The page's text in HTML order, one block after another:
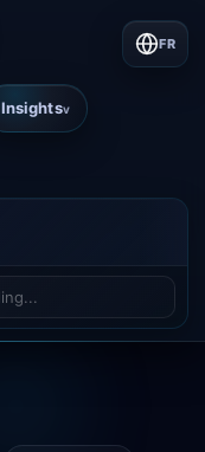
Insightsv
FR